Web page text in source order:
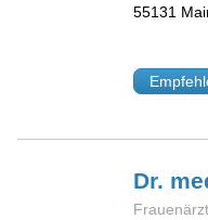
55131
Dr.